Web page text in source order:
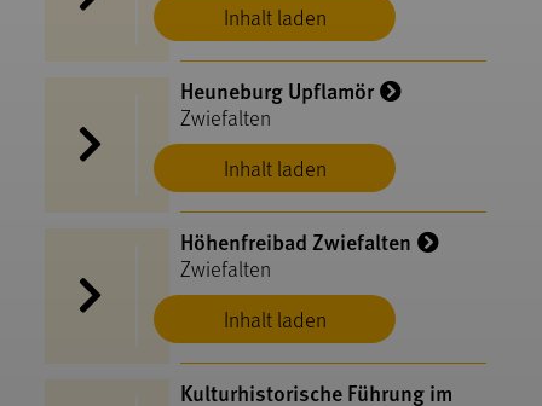
Inhalt laden
Inhalt laden
Heuneburg Upflamör
Zwiefalten
Inhalt laden
Höhenfreibad Zwiefalten
Zwiefalten
Kulturhistorische Führung im